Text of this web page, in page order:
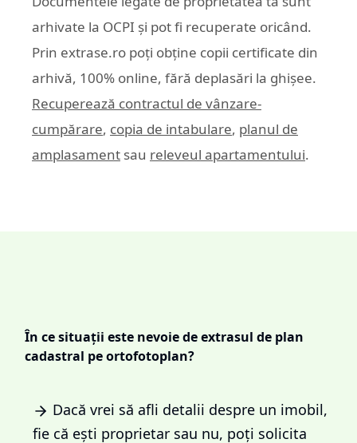
arhivate la OCPI și pot fi recuperate oricând.
Prin extrase.ro poți obține copii certificate din
arhivă, 100% online, fără deplasări la ghișee.
Recuperează contractul de vânzare-
cumpărare, copia de intabulare, planul de
amplasament sau releveul apartamentului.
În ce situații este nevoie de extrasul de plan
cadastral pe ortofotoplan?
Dacă vrei să afli detalii despre un imobil,
fie că ești proprietar sau nu, poți solicita